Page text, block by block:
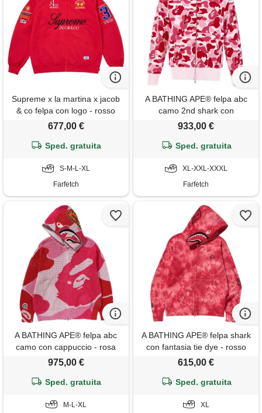
Supreme x la martina x jacob
& co felpa con logo - rosso
677,00 €
Sped. gratuita
S-M-L-XL
Farfetch
A BATHING APE® felpa abc
camo 2nd shark con
cappuccio - rosa
933,00 €
Sped. gratuita
XL-XXL-XXXL
Farfetch
A BATHING APE® felpa abc
camo con cappuccio - rosa
975,00 €
Sped. gratuita
M-L-XL
A BATHING APE® felpa shark
con fantasia tie dye - rosso
615,00 €
Sped. gratuita
XL